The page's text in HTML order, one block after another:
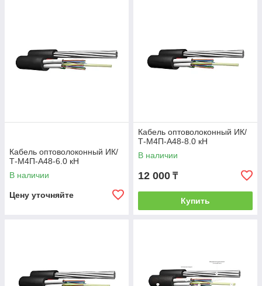
Кабель оптоволоконный ИК/
Т-М4П-А48-6.0 кН
В наличии
Цену уточняйте
Кабель оптоволоконный ИК/
Т-М4П-А48-8.0 кН
В наличии
12 000 ₸
Купить